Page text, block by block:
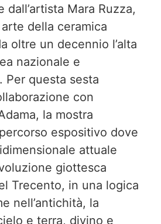
dall’artista Mara Ruzza,
della ceramica
oltre un decennio l’alta
nazionale e
Per questa sesta
con
la mostra
espositivo dove
attuale
giottesca
Trecento, in una logica
nell’antichità, la
e terra, divino e